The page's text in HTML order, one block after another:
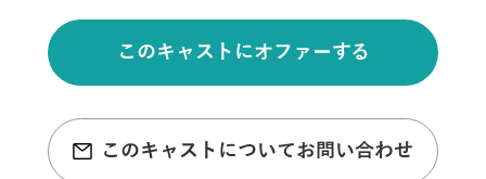
このキャストにオファーする
このキャストについてお問い合わせ